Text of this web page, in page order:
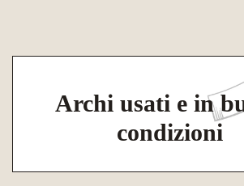
Archi usati e in
condizioni